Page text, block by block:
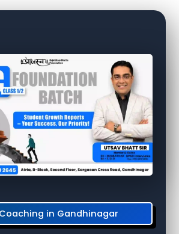
Coaching in Gandhinagar